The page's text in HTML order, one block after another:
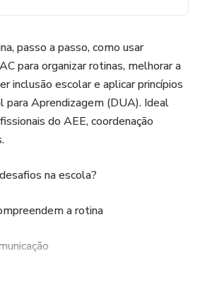
passo a passo, como usar
para organizar rotinas, melhorar a
inclusão escolar e aplicar princípios
para Aprendizagem (DUA). Ideal
do AEE, coordenação
na escola?
a rotina